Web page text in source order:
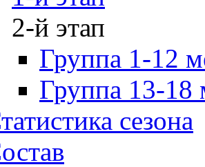
2-й этап
Группа 1-12
Группа 13-18
сезона